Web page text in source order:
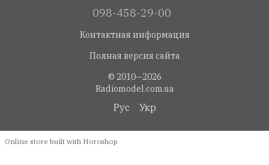
098-458-29-00
Контактная информация
Полная версия сайта
© 2010—2026
Radiomodel.com.ua
Рус Укр
Online store built with Horoshop